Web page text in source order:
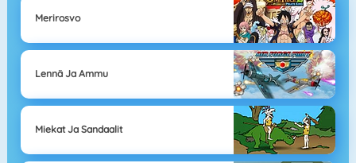
Merirosvo
Lennä Ja Ammu
Miekat Ja Sandaalit